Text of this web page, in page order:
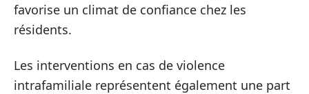
favorise un climat de confiance chez les
résidents.
Les interventions en cas de violence
intrafamiliale représentent également une part